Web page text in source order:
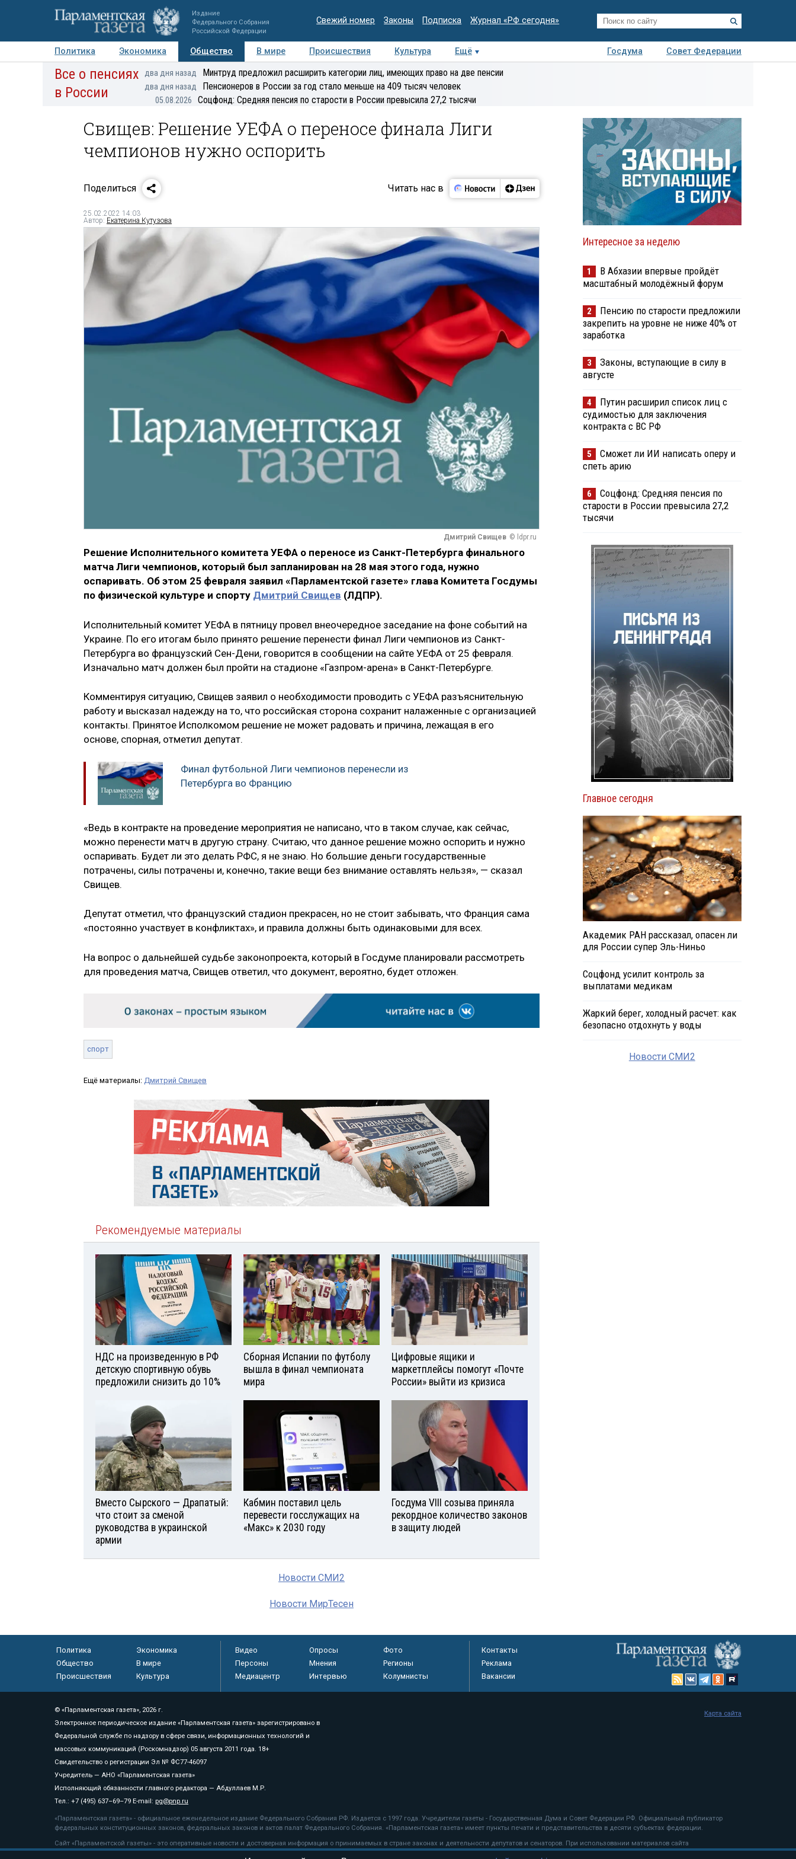
Издание
Федерального Собрания
Российской Федерации
Свежий номер Законы Подписка Журнал «РФ сегодня»
Политика Экономика Общество В мире Происшествия Культура Ещё Госдума
Совет Федерации
Авторы Персоны Мнения Регионы Медиацентр Интервью Колумнисты
Деловая
Все о пенсиях
в России
два дня назад Минтруд предложил расширить категории лиц, имеющих право на две пенсии
два дня назад Пенсионеров в России за год стало меньше на 409 тысяч человек
05.08.2026 Соцфонд: Средняя пенсия по старости в России превысила 27,2 тысячи
Свищев: Решение УЕФА о переносе финала Лиги
чемпионов нужно оспорить
Поделиться Читать нас в
25.02.2022 14:03
Автор: Екатерина Кутузова
Дмитрий Свищев © ldpr.ru
Решение Исполнительного комитета УЕФА о переносе из Санкт-Петербурга финального
матча Лиги чемпионов, который был запланирован на 28 мая этого года, нужно
оспаривать. Об этом 25 февраля заявил «Парламентской газете» глава Комитета Госдумы
по физической культуре и спорту Дмитрий Свищев (ЛДПР).
Исполнительный комитет УЕФА в пятницу провел внеочередное заседание на фоне событий на
Украине. По его итогам было принято решение перенести финал Лиги чемпионов из Санкт-
Петербурга во французский Сен-Дени, говорится в сообщении на сайте УЕФА от 25 февраля.
Изначально матч должен был пройти на стадионе «Газпром-арена» в Санкт-Петербурге.
Комментируя ситуацию, Свищев заявил о необходимости проводить с УЕФА разъяснительную
работу и высказал надежду на то, что российская сторона сохранит налаженные с организацией
контакты. Принятое Исполкомом решение не может радовать и причина, лежащая в его
основе, спорная, отметил депутат.
Финал футбольной Лиги чемпионов перенесли из
Петербурга во Францию
«Ведь в контракте на проведение мероприятия не написано, что в таком случае, как сейчас,
можно перенести матч в другую страну. Считаю, что данное решение можно оспорить и нужно
оспаривать. Будет ли это делать РФС, я не знаю. Но большие деньги государственные
потрачены, силы потрачены и, конечно, такие вещи без внимание оставлять нельзя», — сказал
Свищев.
Депутат отметил, что французский стадион прекрасен, но не стоит забывать, что Франция сама
«постоянно участвует в конфликтах», и правила должны быть одинаковыми для всех.
На вопрос о дальнейшей судьбе законопроекта, который в Госдуме планировали рассмотреть
для проведения матча, Свищев ответил, что документ, вероятно, будет отложен.
спорт
Ещё материалы: Дмитрий Свищев
Рекомендуемые материалы
НДС на произведенную в РФ
детскую спортивную обувь
предложили снизить до 10%
Сборная Испании по футболу
вышла в финал чемпионата
мира
Цифровые ящики и
маркетплейсы помогут «Почте
России» выйти из кризиса
Вместо Сырского — Драпатый:
что стоит за сменой
руководства в украинской
армии
Кабмин поставил цель
перевести госслужащих на
«Макс» к 2030 году
Госдума VIII созыва приняла
рекордное количество законов
в защиту людей
Новости СМИ2
Новости МирТесен
Интересное за неделю
1
В Абхазии впервые пройдёт
масштабный молодёжный форум
2
Пенсию по старости предложили
закрепить на уровне не ниже 40% от
заработка
3
Законы, вступающие в силу в
августе
4
Путин расширил список лиц с
судимостью для заключения
контракта с ВС РФ
5
Сможет ли ИИ написать оперу и
спеть арию
6
Соцфонд: Средняя пенсия по
старости в России превысила 27,2
тысячи
Главное сегодня
Академик РАН рассказал, опасен ли
для России супер Эль-Ниньо
Соцфонд усилит контроль за
выплатами медикам
Жаркий берег, холодный расчет: как
безопасно отдохнуть у воды
Новости СМИ2
Политика
Экономика
Общество
В мире
Происшествия
Культура
Видео Опросы
Фото
Персоны
Мнения
Регионы
Медиацентр
Интервью Колумнисты
Контакты
Реклама
Вакансии
© «Парламентская газета», 2026 г.
Электронное периодическое издание «Парламентская газета» зарегистрировано в
Федеральной службе по надзору в сфере связи, информационных технологий и
массовых коммуникаций (Роскомнадзор) 05 августа 2011 года. 18+
Свидетельство о регистрации Эл № ФС77-46097
Учредитель — АНО «Парламентская газета»
Исполняющий обязанности главного редактора — Абдуллаев М.Р.
Тел.: +7 (495) 637–69–79 E-mail: pg@pnp.ru
«Парламентская газета» - официальное еженедельное издание Федерального Собрания РФ. Издается с 1997 года. Учредители газеты - Государственная Дума и Совет Федерации РФ. Официальный публикатор
федеральных конституционных законов, федеральных законов и актов палат Федерального Собрания. «Парламентская газета» имеет пункты печати и представительства в десяти субъектах федерации.
Сайт «Парламентской газеты» - это оперативные новости и достоверная информация о принимаемых в стране законах и деятельности депутатов и сенаторов. При использовании материалов сайта
«Парламентской газеты» активная ссылка на pnp.ru обязательна.
Карта сайта